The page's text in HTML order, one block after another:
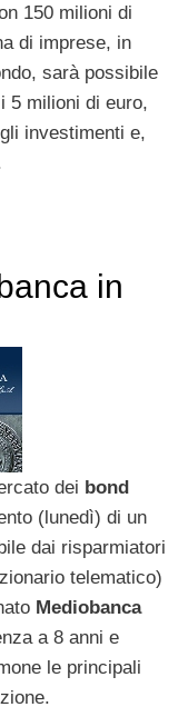
150 milioni di
di imprese, in
sarà possibile
5 milioni di euro,
investimenti e,
in
dei bond
(lunedì) di un
dai risparmiatori
telematico)
Mediobanca
a 8 anni e
le principali